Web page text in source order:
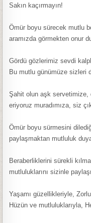
Sakın kaçırmayın!
Ömür boyu sürecek mutlu
aramızda görmekten onur
Gördü gözlerimiz sevdi
Bu mutlu günümüze sizleri
Şahit olun aşk servetimize,
eriyoruz muradımıza, siz
Ömür boyu sürmesini
paylaşmaktan mutluluk
Beraberliklerini sürekli
mutluluklarını sizinle
Yaşamı güzellikleriyle,
Hüzün ve mutluluklarıyla,